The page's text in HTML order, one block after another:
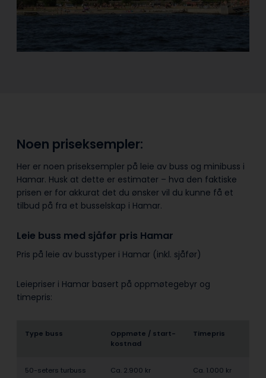
Noen priseksempler:
Her er noen priseksempler på leie av buss og minibuss i
Hamar. Husk at dette er estimater – hva den faktiske
prisen er for akkurat det du ønsker vil du kunne få et
tilbud på fra et busselskap i Hamar.
Leie buss med sjåfør pris Hamar
Pris på leie av busstyper i Hamar (inkl. sjåfør)
Leiepriser i Hamar basert på oppmøtegebyr og
timepris:
Type buss
Oppmøte / start­
kostnad
Timepris
50-seters turbuss Ca. 2.900 kr
Ca. 1.000 kr